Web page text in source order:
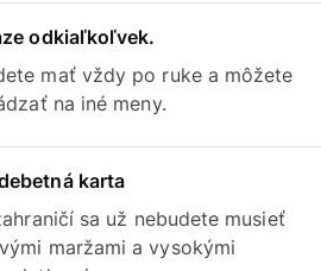
odkiaľkoľvek.
mať vždy po ruke a môžete
na iné meny.
karta
sa už nebudete musieť
maržami a vysokými